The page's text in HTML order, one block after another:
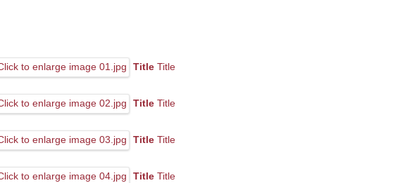
Title Title
Title Title
Title Title
Title Title